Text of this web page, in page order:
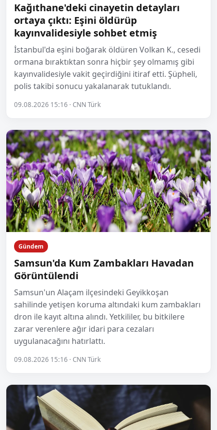
Kağıthane'deki cinayetin detayları
ortaya çıktı: Eşini öldürüp
kayınvalidesiyle sohbet etmiş
İstanbul'da eşini boğarak öldüren Volkan K., cesedi
ormana bıraktıktan sonra hiçbir şey olmamış gibi
kayınvalidesiyle vakit geçirdiğini itiraf etti. Şüpheli,
polis takibi sonucu yakalanarak tutuklandı.
09.08.2026 15:16 · CNN Türk
Gündem
Samsun'da Kum Zambakları Havadan
Görüntülendi
Samsun'un Alaçam ilçesindeki Geyikkoşan
sahilinde yetişen koruma altındaki kum zambakları
dron ile kayıt altına alındı. Yetkililer, bu bitkilere
zarar verenlere ağır idari para cezaları
uygulanacağını hatırlattı.
09.08.2026 15:16 · CNN Türk